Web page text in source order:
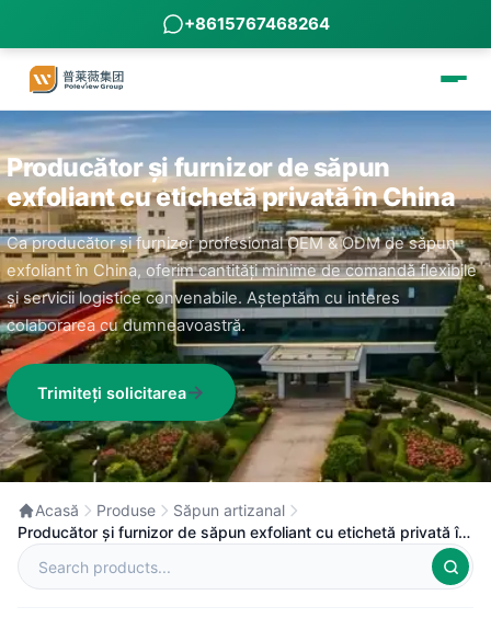
+8615767468264
Producător și furnizor de săpun
exfoliant cu etichetă privată în China
Ca producător și furnizor profesional OEM & ODM de săpun
exfoliant în China, oferim cantități minime de comandă flexibile
și servicii logistice convenabile. Așteptăm cu interes
colaborarea cu dumneavoastră.
Trimiteți solicitarea
Acasă Produse
Săpun artizanal
Producător și furnizor de săpun exfoliant cu etichetă privată în
China